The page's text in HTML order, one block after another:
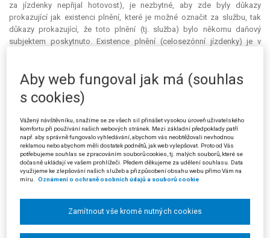
za jízdenky nepřijal hotovost), je nezbytné, aby zde byly důkazy
prokazující jak existenci plnění, které je možné označit za službu, tak
důkazy prokazující, že toto plnění (tj. služba) bylo někomu daňový
subjektem poskytnuto. Existence plnění (celosezónní jízdenky) je v
závěru, že v projednávané věci důkaz o tom, že došlo k poskytnutí
služby žalobcem třetí osobě, chybí.
neprokázal svoji skutkovou verzi, neměla by tato skutečnost žádný vliv
na posouzení otázky, zda došlo či nedošlo k poskytnutí služby osobě
odlišné od žalobce. Žalovaný pouze presumuje, že jízdenky mohly být
dále používány třetími osobami, aniž by však zde byl jakýkoli důkaz, že k
poskytnutí služby došlo. Jediným důkazem, který se dotýká osudu
předmětných jízdenek, je výpověď svědka pana Vaniše, zaměstnance
vypověděl, že jízdenky byly používány instruktory lyžařské školy, kteří byli
jízdenek osobám odlišným od žalobce nijak nepotvrzuje, ba naopak
Aby web fungoval jak má (souhlas
s cookies)
Vážený návštěvníku, snažíme se ze všech sil přinášet vysokou úroveň uživatelského
komfortu při používání našich webových stránek. Mezi základní předpoklady patří
např. aby správně fungovalo vyhledávání, abychom vás neobtěžovali nevhodnou
reklamou nebo abychom měli dostatek podnětů, jak web vylepšovat. Proto od Vás
potřebujeme souhlas se zpracováním souborů cookies, tj. malých souborů, které se
dočasně ukládají ve vašem prohlížeči. Předem děkujeme za udělení souhlasu. Data
využijeme ke zlepšování našich služeb a přizpůsobení obsahu webu přímo Vám na
míru.
Oznámení o ochraně osobních údajů a souborů cookie
Zamítnout vše kromě nutných cookies